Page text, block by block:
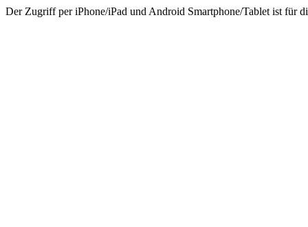
Der Zugriff per iPhone/iPad und Android Smartphone/Tablet ist für